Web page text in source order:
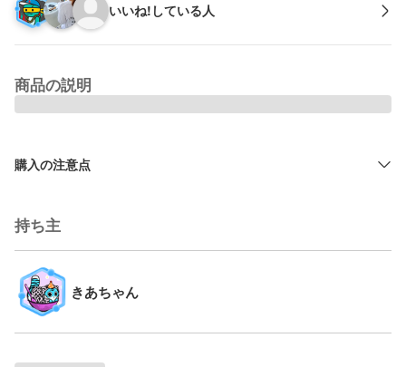
いいね!している人
商品の説明
購入の注意点
持ち主
きあちゃん